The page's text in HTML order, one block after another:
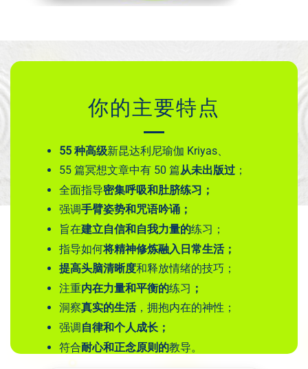
你的主要特点
55 种高级新昆达利尼瑜伽 Kriyas、
55 篇冥想文章中有 50 篇从未出版过；
全面指导密集呼吸和肚脐练习；
强调手臂姿势和咒语吟诵；
旨在建立自信和自我力量的练习；
指导如何将精神修炼融入日常生活；
提高头脑清晰度和释放情绪的技巧；
注重内在力量和平衡的练习 ；
洞察真实的生活，拥抱内在的神性；
强调自律和个人成长；
符合耐心和正念原则的教导。